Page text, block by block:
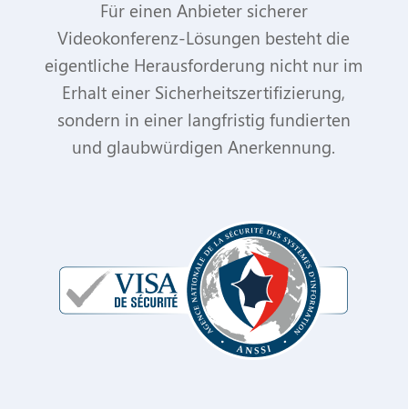
Für einen Anbieter sicherer
Videokonferenz-Lösungen besteht die
eigentliche Herausforderung nicht nur im
Erhalt einer Sicherheitszertifizierung,
sondern in einer langfristig fundierten
und glaubwürdigen Anerkennung.